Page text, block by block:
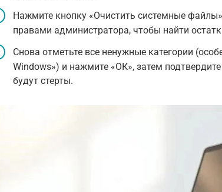
Нажмите кнопку «Очистить системные
правами администратора, чтобы найти
Снова отметьте все ненужные категории
Windows») и нажмите «ОК», затем
будут стерты.